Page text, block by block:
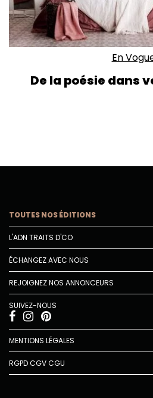
En
De la poésie dans
TOUTES NOS ÉDITIONS
L'ADN TRAITS D'CO
ÉCHANGEZ AVEC NOUS
REJOIGNEZ NOS ANNONCEURS
SUIVEZ-NOUS
MENTIONS LÉGALES
RGPDCGVCGU